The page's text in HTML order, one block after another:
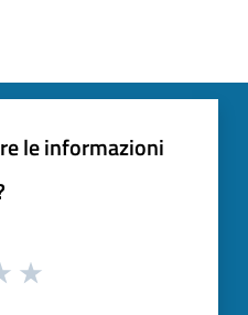
le informazioni